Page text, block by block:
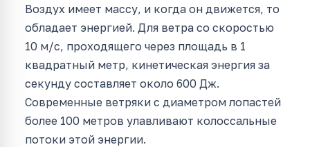
Воздух имеет массу, и когда он движется, то
обладает энергией. Для ветра со скоростью
10 м/с, проходящего через площадь в 1
квадратный метр, кинетическая энергия за
секунду составляет около 600 Дж.
Современные ветряки с диаметром лопастей
более 100 метров улавливают колоссальные
потоки этой энергии.